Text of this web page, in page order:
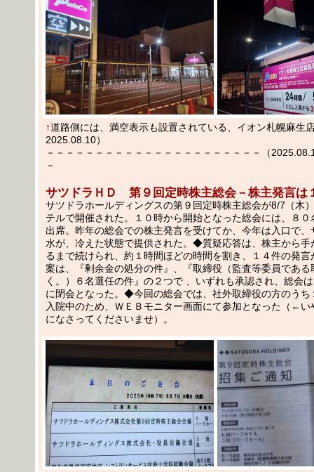
↑道路側には、満空表示も設置されている、イオン札幌麻生
2025.08.10）
－－－－－－－－－－－－－－－－－－－－－－（
－
サツドラＨＤ 第９回定時株主総会－株主発言は
サツドラホールディングスの第９回定時株主総会が8/7（木
テルで開催された。１０時から開始となった総会には、８０
出席。昨年の総会での株主発言を受けてか、今年は入口で、
水が、冷えた状態で提供された。◆質疑応答は、株主から手
るまで続けられ、約１時間ほどの時間を割き、１４件の発
案は、『剰余金の処分の件』、『取締役（監査等委員である
く。）６名選任の件』の２つで 、いずれも承認され、総会
に閉会となった。◆今回の総会では、社外取締役の方のうち
入院中のため、ＷＥＢモニター画面にて参加となった（←い
になさってくださいませ）。